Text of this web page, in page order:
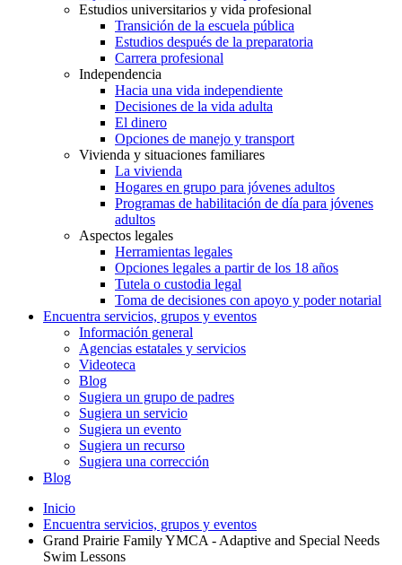
Estudios universitarios y vida profesional
Transición de la escuela pública
Estudios después de la preparatoria
Carrera profesional
Independencia
Hacia una vida independiente
Decisiones de la vida adulta
El dinero
Opciones de manejo y transport
Vivienda y situaciones familiares
La vivienda
Hogares en grupo para jóvenes adultos
Programas de habilitación de día para jóvenes
adultos
Aspectos legales
Herramientas legales
Opciones legales a partir de los 18 años
Tutela o custodia legal
Toma de decisiones con apoyo y poder notarial
Encuentra servicios, grupos y eventos
Información general
Agencias estatales y servicios
Videoteca
Blog
Sugiera un grupo de padres
Sugiera un servicio
Sugiera un evento
Sugiera un recurso
Sugiera una corrección
Blog
Inicio
Encuentra servicios, grupos y eventos
Grand Prairie Family YMCA - Adaptive and Special Needs
Swim Lessons